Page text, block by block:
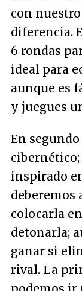
con
diferencia.
6 rondas
ideal para
aunque es
y juegues
En
cibernético;
inspirado
deberemos
colocarla
detonarla;
ganar si
rival. La